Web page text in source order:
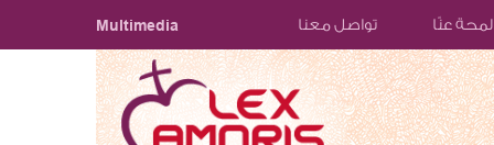
لمحة عنّا تواصل معنا Multimedia